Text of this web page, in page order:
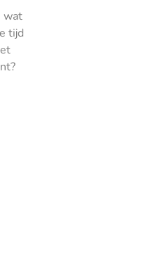
wat
tijd